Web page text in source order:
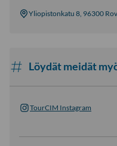
Yliopistonkatu 8, 96300
Löydät meidät
TourCIM Instagram